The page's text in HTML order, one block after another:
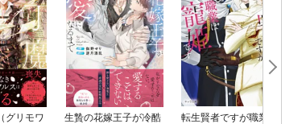
グリモワ
生贄の花嫁王子が冷酷
転生賢者ですが職業は